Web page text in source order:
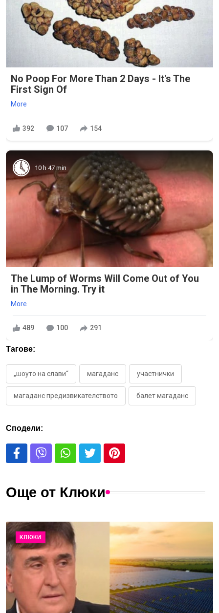
No Poop For More Than 2 Days - It's The
First Sign Of
More
392 107 154
10 h 47 min
The Lump of Worms Will Come Out of You
in The Morning. Try it
More
489 100 291
Тагове:
„шоуто на слави“ магаданс участнички
магаданс предизвикателството балет магаданс
Сподели:
Още от Клюки
КЛЮКИ